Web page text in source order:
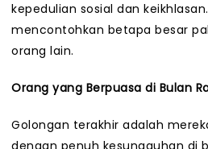
kepedulian sosial dan
mencontohkan betapa besar
orang lain.
Orang yang Berpuasa di Bulan
Golongan terakhir adalah